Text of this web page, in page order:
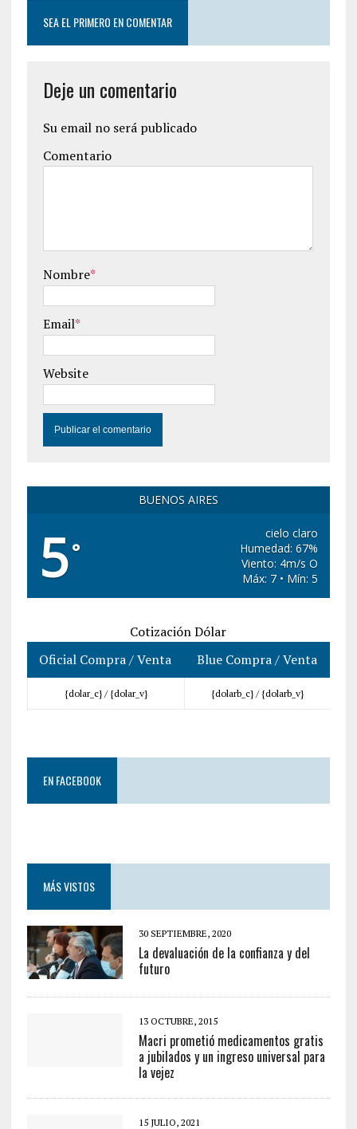
SEA EL PRIMERO EN COMENTAR
Deje un comentario
Su email no será publicado
Comentario
Nombre*
Email*
Website
BUENOS AIRES
5°
cielo claro
Humedad: 67%
Viento: 4m/s O
Máx: 7 • Mín: 5
Cotización Dólar
Oficial Compra / Venta
Blue Compra / Venta
{dolar_c} / {dolar_v} {dolarb_c} / {dolarb_v}
EN FACEBOOK
MÁS VISTOS
30 SEPTIEMBRE, 2020
La devaluación de la confianza y del
futuro
13 OCTUBRE, 2015
Macri prometió medicamentos gratis
a jubilados y un ingreso universal para
la vejez
15 JULIO, 2021